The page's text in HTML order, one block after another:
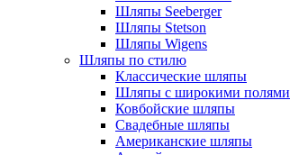
Шляпы Seeberger
Шляпы Stetson
Шляпы Wigens
Шляпы по стилю
Классические шляпы
Шляпы с широкими полями
Ковбойские шляпы
Свадебные шляпы
Американские шляпы